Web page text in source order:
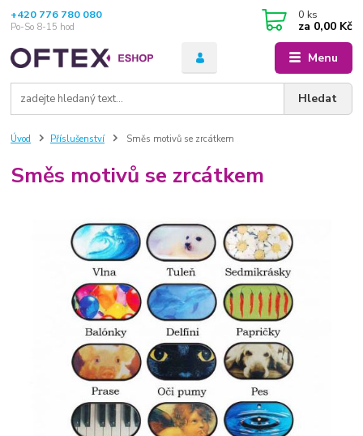
Menu
Hledat
+420 776 780 080
Po-So 8-15 hod
0 ks
za 0,00 Kč
Úvod Příslušenství Směs motivů se zrcátkem
Směs motivů se zrcátkem